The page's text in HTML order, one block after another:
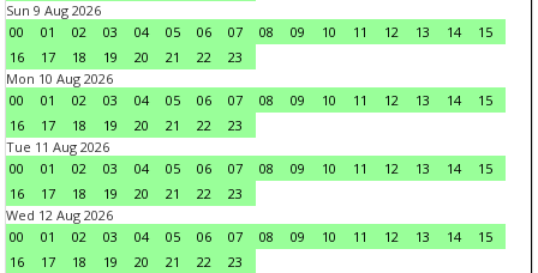
Sun 9 Aug 2026
00
01 02 03 04 05 06 07 08 09 10 11 12 13 14
15
16
17 18 19 20 21 22
23
Mon 10 Aug 2026
00
01 02 03 04 05 06 07 08 09 10 11 12 13 14
15
16
17 18 19 20 21 22
23
Tue 11 Aug 2026
00
01 02 03 04 05 06 07 08 09 10 11 12 13 14
15
16
17 18 19 20 21 22
23
Wed 12 Aug 2026
00
01 02 03 04 05 06 07 08 09 10 11 12 13 14
15
16
17 18 19 20 21 22
23